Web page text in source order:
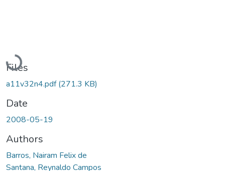
Loading...
Files
a11v32n4.pdf(271.3 KB)
Date
2008-05-19
Authors
Barros, Nairam Felix de
Santana, Reynaldo Campos